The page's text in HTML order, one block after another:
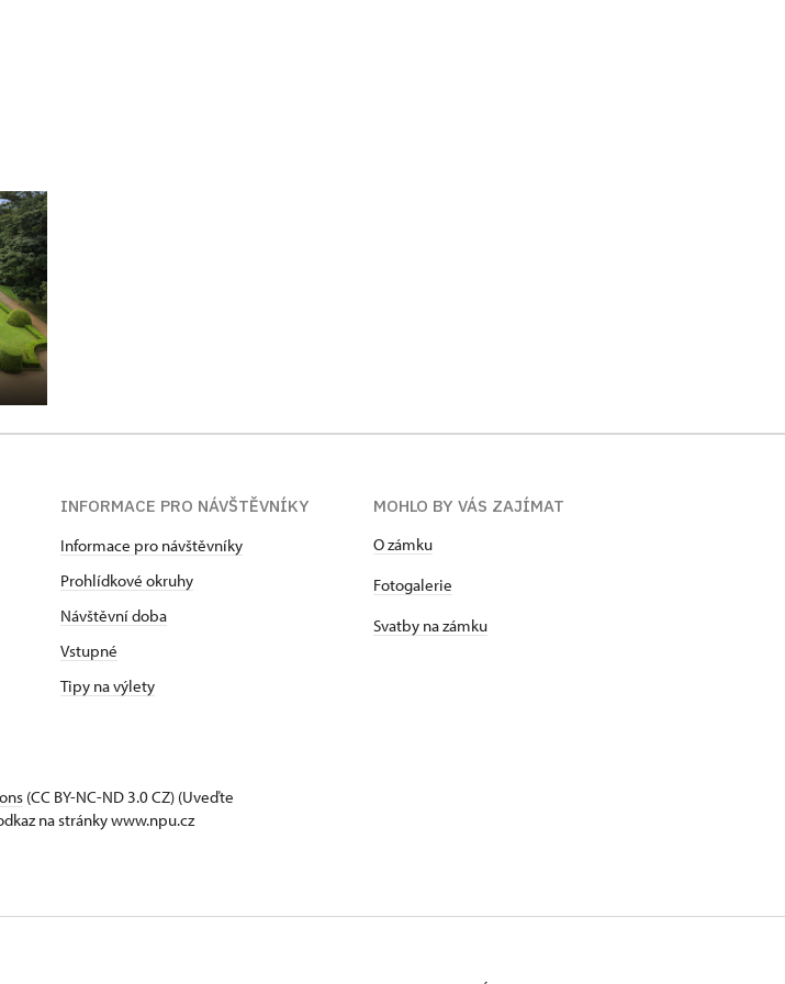
INFORMACE PRO NÁVŠTĚVNÍKY
Informace pro návštěvníky
Prohlídkové okruhy
Návštěvní doba
Vstupné
Tipy na výlety
MOHLO BY VÁS ZAJÍMAT
O zámku
Fotogalerie
Svatby na zámku
(CC BY-NC-ND 3.0 CZ) (Uveďte
na stránky www.npu.cz